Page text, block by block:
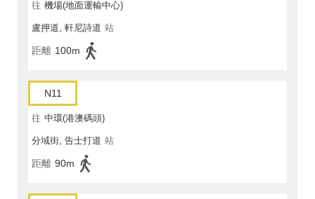
往 機場(地面運輸中心)
盧押道, 軒尼詩道 站
距離 100m
N11
往 中環(港澳碼頭)
分域街, 告士打道 站
距離 90m